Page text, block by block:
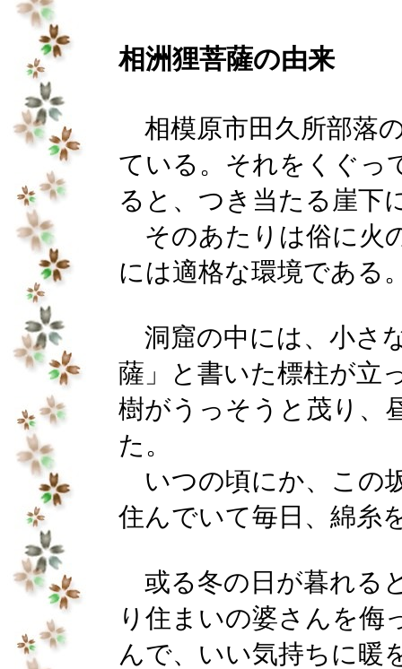
相洲狸菩薩の由来
相模原市田久所部落
ている。それをくぐっ
ると、つき当たる崖下
そのあたりは俗に火
には適格な環境である
洞窟の中には、小さ
薩」と書いた標柱が立
樹がうっそうと茂り、
た。
いつの頃にか、この
住んでいて毎日、綿糸
或る冬の日が暮れる
り住まいの婆さんを侮
んで、いい気持ちに暖